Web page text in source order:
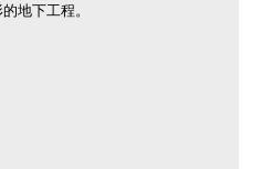
地下工程。